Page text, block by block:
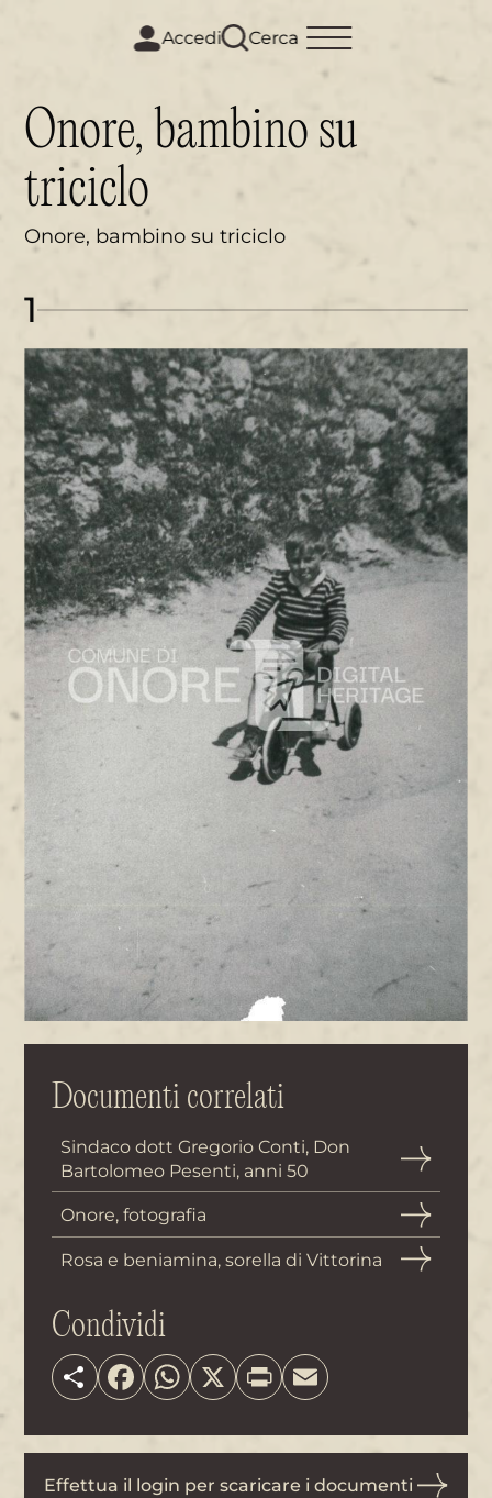
Accedi Cerca
Onore, bambino su
triciclo
Onore, bambino su triciclo
1
Documenti correlati
Sindaco dott Gregorio Conti, Don
Bartolomeo Pesenti, anni 50
Onore, fotografia
Rosa e beniamina, sorella di Vittorina
Condividi
ShareFacebookWhatsApp
X PrintEmail
Effettua il login per scaricare i documenti